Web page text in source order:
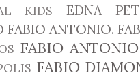
KIDS EDNA
FABIO ANTONIO.
FABIO ANTONIO
FABIO